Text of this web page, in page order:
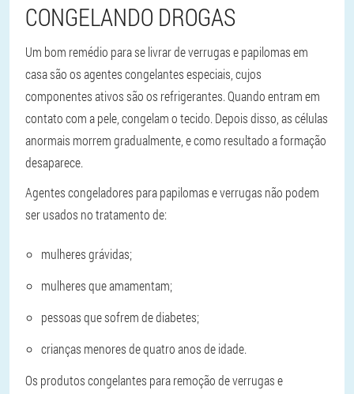
CONGELANDO DROGAS
Um bom remédio para se livrar de verrugas e papilomas em
casa são os agentes congelantes especiais, cujos
componentes ativos são os refrigerantes. Quando entram em
contato com a pele, congelam o tecido. Depois disso, as células
anormais morrem gradualmente, e como resultado a formação
desaparece.
Agentes congeladores para papilomas e verrugas não podem
ser usados no tratamento de:
mulheres grávidas;
mulheres que amamentam;
pessoas que sofrem de diabetes;
crianças menores de quatro anos de idade.
Os produtos congelantes para remoção de verrugas e